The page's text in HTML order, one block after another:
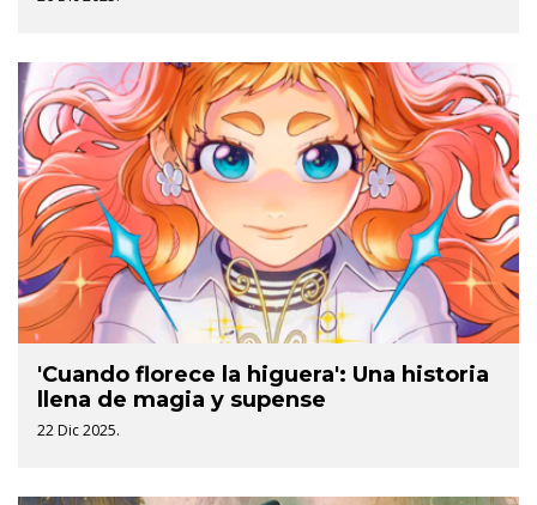
'Cuando florece la higuera': Una historia
llena de magia y supense
22 Dic 2025.